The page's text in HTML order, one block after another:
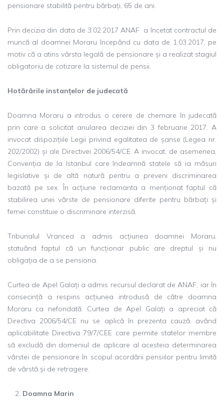
pensionare stabilită pentru bărbați, 65 de ani.
Prin decizia din data de 3.02.2017 ANAF a încetat contractul de
muncă al doamnei Moraru începând cu data de 1.03.2017, pe
motiv că a atins vârsta legală de pensionare și a realizat stagiul
obligatoriu de cotizare la sistemul de pensii.
Hotărârile instanțelor de judecată
Doamna Moraru a introdus o cerere de chemare în judecată
prin care a solicitat anularea deciziei din 3 februarie 2017. A
invocat dispozițiile Legii privind egalitatea de șanse (Legea nr.
202/2002) și ale Directivei 2006/54/CE. A invocat, de asemenea,
Convenția de la Istanbul care îndeamnă statele să ia măsuri
legislative și de altă natură pentru a preveni discriminarea
bazată pe sex. În acțiune reclamanta a menționat faptul că
stabilirea unei vârste de pensionare diferite pentru bărbați și
femei constituie o discriminare interzisă.
Tribunalul Vrancea a admis acțiunea doamnei Moraru,
statuând faptul că un funcționar public are dreptul și nu
obligația de a se pensiona.
Curtea de Apel Galați a admis recursul declarat de ANAF, iar în
consecință a respins acțiunea introdusă de către doamna
Moraru ca nefondată. Curtea de Apel Galați a apreciat că
Directiva 2006/54/CE nu se aplică în prezenta cauză, având
aplicabilitate Directiva 79/7/CEE care permite statelor membre
să excludă din domeniul de aplicare al acesteia determinarea
vârstei de pensionare în scopul acordării pensiilor pentru limită
de vârstă și de retragere.
Doamna Marin